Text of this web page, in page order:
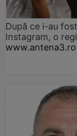
După ce i-au
Instagram, o
www.antena3.ro